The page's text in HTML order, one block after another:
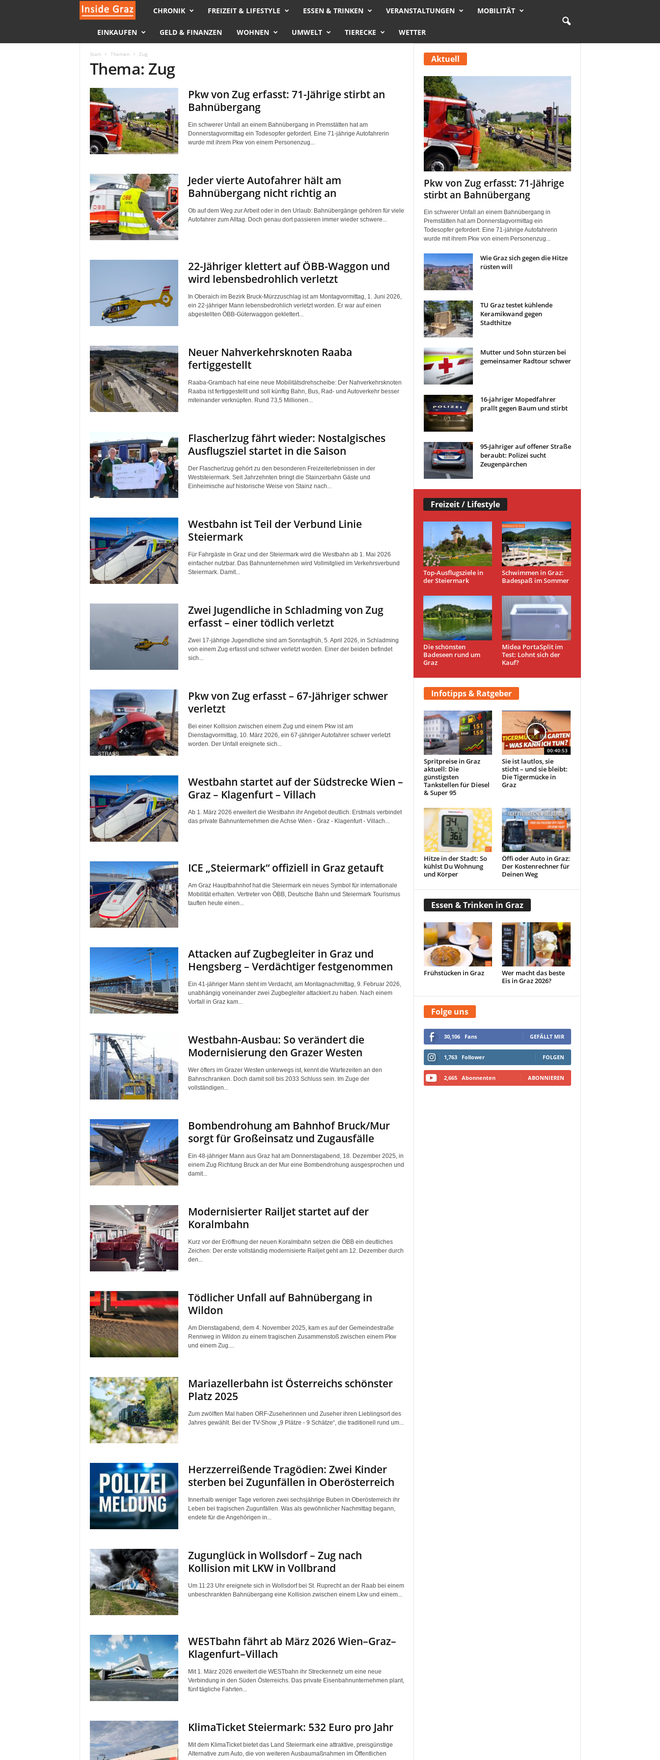
s
e
G
a
CHRONIK FREIZEIT & LIFESTYLE ESSEN & TRINKEN VERANSTALTUNGEN MOBILITÄT
EINKAUFEN GELD & FINANZEN WOHNEN UMWELT TIERECKE WETTER
Start Themen Zug
Thema: Zug
Pkw von Zug erfasst: 71-Jährige stirbt an
Bahnübergang
Ein schwerer Unfall an einem Bahnübergang in Premstätten hat am
Donnerstagvormittag ein Todesopfer gefordert. Eine 71-jährige Autofahrerin
wurde mit ihrem Pkw von einem Personenzug...
Jeder vierte Autofahrer hält am
Bahnübergang nicht richtig an
Ob auf dem Weg zur Arbeit oder in den Urlaub: Bahnübergänge gehören für viele
Autofahrer zum Alltag. Doch genau dort passieren immer wieder schwere...
22-Jähriger klettert auf ÖBB-Waggon und
wird lebensbedrohlich verletzt
In Oberaich im Bezirk Bruck-Mürzzuschlag ist am Montagvormittag, 1. Juni 2026,
ein 22-jähriger Mann lebensbedrohlich verletzt worden. Er war auf einen
abgestellten ÖBB-Güterwaggon geklettert...
Neuer Nahverkehrsknoten Raaba
fertiggestellt
Raaba-Grambach hat eine neue Mobilitätsdrehscheibe: Der Nahverkehrsknoten
Raaba ist fertiggestellt und soll künftig Bahn, Bus, Rad- und Autoverkehr besser
miteinander verknüpfen. Rund 73,5 Millionen...
Flascherlzug fährt wieder: Nostalgisches
Ausflugsziel startet in die Saison
Der Flascherlzug gehört zu den besonderen Freizeiterlebnissen in der
Weststeiermark. Seit Jahrzehnten bringt die Stainzerbahn Gäste und
Einheimische auf historische Weise von Stainz nach...
Westbahn ist Teil der Verbund Linie
Steiermark
Für Fahrgäste in Graz und der Steiermark wird die Westbahn ab 1. Mai 2026
einfacher nutzbar. Das Bahnunternehmen wird Vollmitglied im Verkehrsverbund
Steiermark. Damit...
Zwei Jugendliche in Schladming von Zug
erfasst – einer tödlich verletzt
Zwei 17-jährige Jugendliche sind am Sonntagfrüh, 5. April 2026, in Schladming
von einem Zug erfasst und schwer verletzt worden. Einer der beiden befindet
sich...
Pkw von Zug erfasst – 67-Jähriger schwer
verletzt
Bei einer Kollision zwischen einem Zug und einem Pkw ist am
Dienstagvormittag, 10. März 2026, ein 67-jähriger Autofahrer schwer verletzt
worden. Der Unfall ereignete sich...
Westbahn startet auf der Südstrecke Wien –
Graz – Klagenfurt – Villach
Ab 1. März 2026 erweitert die Westbahn ihr Angebot deutlich. Erstmals verbindet
das private Bahnunternehmen die Achse Wien - Graz - Klagenfurt - Villach...
ICE „Steiermark“ offiziell in Graz getauft
Am Graz Hauptbahnhof hat die Steiermark ein neues Symbol für internationale
Mobilität erhalten. Vertreter von ÖBB, Deutsche Bahn und Steiermark Tourismus
tauften heute einen...
Attacken auf Zugbegleiter in Graz und
Hengsberg – Verdächtiger festgenommen
Ein 41-jähriger Mann steht im Verdacht, am Montagnachmittag, 9. Februar 2026,
unabhängig voneinander zwei Zugbegleiter attackiert zu haben. Nach einem
Vorfall in Graz kam...
Westbahn-Ausbau: So verändert die
Modernisierung den Grazer Westen
Wer öfters im Grazer Westen unterwegs ist, kennt die Wartezeiten an den
Bahnschranken. Doch damit soll bis 2033 Schluss sein. Im Zuge der
vollständigen...
Bombendrohung am Bahnhof Bruck/Mur
sorgt für Großeinsatz und Zugausfälle
Ein 48-jähriger Mann aus Graz hat am Donnerstagabend, 18. Dezember 2025, in
einem Zug Richtung Bruck an der Mur eine Bombendrohung ausgesprochen und
damit...
Modernisierter Railjet startet auf der
Koralmbahn
Kurz vor der Eröffnung der neuen Koralmbahn setzen die ÖBB ein deutliches
Zeichen: Der erste vollständig modernisierte Railjet geht am 12. Dezember durch
den...
Tödlicher Unfall auf Bahnübergang in
Wildon
Am Dienstagabend, dem 4. November 2025, kam es auf der Gemeindestraße
Rennweg in Wildon zu einem tragischen Zusammenstoß zwischen einem Pkw
und einem Zug....
Mariazellerbahn ist Österreichs schönster
Platz 2025
Zum zwölften Mal haben ORF-Zuseherinnen und Zuseher ihren Lieblingsort des
Jahres gewählt. Bei der TV-Show „9 Plätze - 9 Schätze“, die traditionell rund um...
Herzzerreißende Tragödien: Zwei Kinder
sterben bei Zugunfällen in Oberösterreich
Innerhalb weniger Tage verloren zwei sechsjährige Buben in Oberösterreich ihr
Leben bei tragischen Zugunfällen. Was als gewöhnlicher Nachmittag begann,
endete für die Angehörigen in...
Zugunglück in Wollsdorf – Zug nach
Kollision mit LKW in Vollbrand
Um 11:23 Uhr ereignete sich in Wollsdorf bei St. Ruprecht an der Raab bei einem
unbeschrankten Bahnübergang eine Kollision zwischen einem Lkw und einem...
WESTbahn fährt ab März 2026 Wien–Graz–
Klagenfurt–Villach
Mit 1. März 2026 erweitert die WESTbahn ihr Streckennetz um eine neue
Verbindung in den Süden Österreichs. Das private Eisenbahnunternehmen plant,
fünf tägliche Fahrten...
KlimaTicket Steiermark: 532 Euro pro Jahr
Mit dem KlimaTicket bietet das Land Steiermark eine attraktive, preisgünstige
Alternative zum Auto, die von weiteren Ausbaumaßnahmen im Öffentlichen
Aktuell
Pkw von Zug erfasst: 71-Jährige
stirbt an Bahnübergang
Ein schwerer Unfall an einem Bahnübergang in
Premstätten hat am Donnerstagvormittag ein
Todesopfer gefordert. Eine 71-jährige Autofahrerin
wurde mit ihrem Pkw von einem Personenzug...
Wie Graz sich gegen die Hitze
rüsten will
TU Graz testet kühlende
Keramikwand gegen
Stadthitze
Mutter und Sohn stürzen bei
gemeinsamer Radtour schwer
16-jähriger Mopedfahrer
prallt gegen Baum und stirbt
95-Jähriger auf offener Straße
beraubt: Polizei sucht
Zeugenpärchen
Freizeit / Lifestyle
Top-Ausflugsziele in
der Steiermark
Schwimmen in Graz:
Badespaß im Sommer
Die schönsten
Badeseen rund um
Graz
Midea PortaSplit im
Test: Lohnt sich der
Kauf?
Infotipps & Ratgeber
Spritpreise in Graz
aktuell: Die
günstigsten
Tankstellen für Diesel
& Super 95
00:40:53
Sie ist lautlos, sie
sticht – und sie bleibt:
Die Tigermücke in
Graz
Hitze in der Stadt: So
kühlst Du Wohnung
und Körper
Öffi oder Auto in Graz:
Der Kostenrechner für
Deinen Weg
Essen & Trinken in Graz
Frühstücken in Graz
Wer macht das beste
Eis in Graz 2026?
Folge uns
30,106 Fans GEFÄLLT MIR
1,763 Follower FOLGEN
2,665 Abonnenten ABONNIEREN